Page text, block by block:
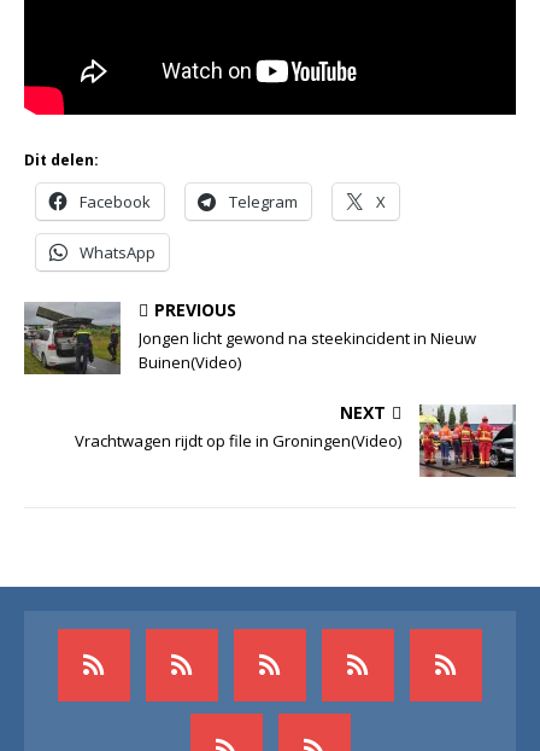
Dit delen:
Facebook Telegram X
WhatsApp
PREVIOUS
Jongen licht gewond na steekincident in Nieuw
Buinen(Video)
NEXT
Vrachtwagen rijdt op file in Groningen(Video)